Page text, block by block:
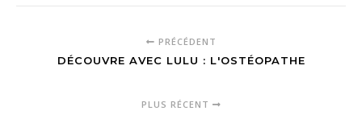
PRÉCÉDENT
DÉCOUVRE AVEC LULU : L'OSTÉOPATHE
PLUS RÉCENT